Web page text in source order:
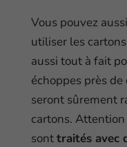
Vous pouvez
utiliser les
aussi tout à fait
échoppes près
seront sûrement
cartons.
sonttraités avec